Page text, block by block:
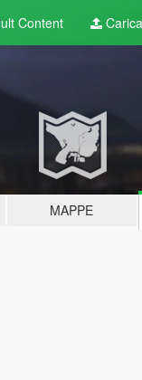
Content Carica
MAPPE